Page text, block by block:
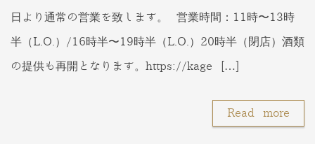
日より通常の営業を致します。 営業時間：11時〜13時
半（L.O.）/16時半〜19時半（L.O.）20時半（閉店）酒類
の提供も再開となります。https://kage […]
Read more